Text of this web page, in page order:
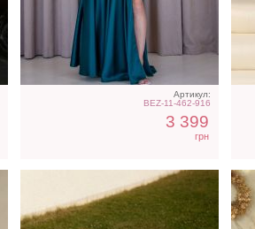
Артикул:
BEZ-11-462-916
3 399
грн
Коричневая классическая
шелковая майка с V-
вырезом